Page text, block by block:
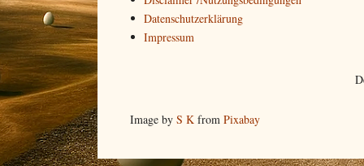
Datenschutzerklärung
Impressum
Image by S K from Pixabay